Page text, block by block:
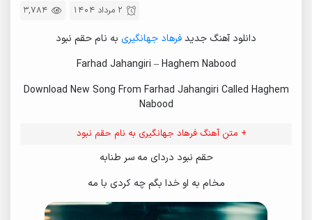
3,784 2 مرداد 1404
دانلود آهنگ جدیدفرهاد جهانگیری به نام حقم نبود
Farhad Jahangiri – Haghem Nabood
Download New Song From Farhad Jahangiri Called Haghem
Nabood
+ متن آهنگ فرهاد جهانگیری به نام حقم نبود
حقم نبود دردای مه سر طنابه
مخام به او خدا بگم چه کردی با مه